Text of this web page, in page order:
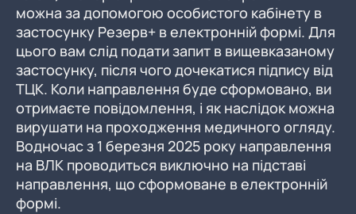
можна за допомогою особистого кабінету в
застосунку Резерв+ в електронній формі. Для
цього вам слід подати запит в вищевказаному
застосунку, після чого дочекатися підпису від
ТЦК. Коли направлення буде сформовано, ви
отримаєте повідомлення, і як наслідок можна
вирушати на проходження медичного огляду.
Водночас з 1 березня 2025 року направлення
на ВЛК проводиться виключно на підставі
направлення, що сформоване в електронній
формі.